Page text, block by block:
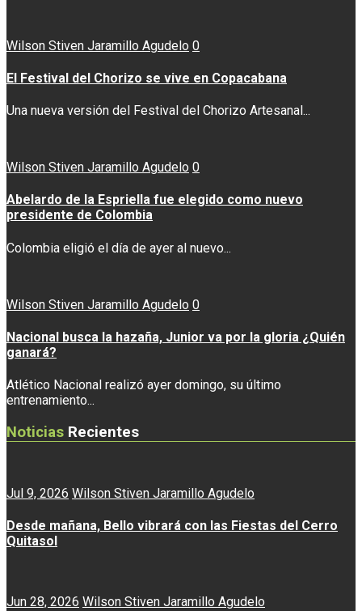
Wilson Stiven Jaramillo Agudelo 0
El Festival del Chorizo se vive en Copacabana
Una nueva versión del Festival del Chorizo Artesanal...
Wilson Stiven Jaramillo Agudelo 0
Abelardo de la Espriella fue elegido como nuevo
presidente de Colombia
Colombia eligió el día de ayer al nuevo...
Wilson Stiven Jaramillo Agudelo 0
Nacional busca la hazaña, Junior va por la gloria ¿Quién
ganará?
Atlético Nacional realizó ayer domingo, su último
entrenamiento...
Noticias Recientes
Jul 9, 2026 Wilson Stiven Jaramillo Agudelo
Desde mañana, Bello vibrará con las Fiestas del Cerro
Quitasol
Jun 28, 2026 Wilson Stiven Jaramillo Agudelo